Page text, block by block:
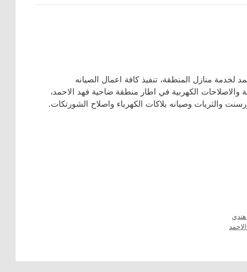
منازل المنطقة، تنفيذ كافة اعمال الصيانه
والاصلاحات الكهربية في اطار منطقة ضاحية فهد الاحمد،
هندي